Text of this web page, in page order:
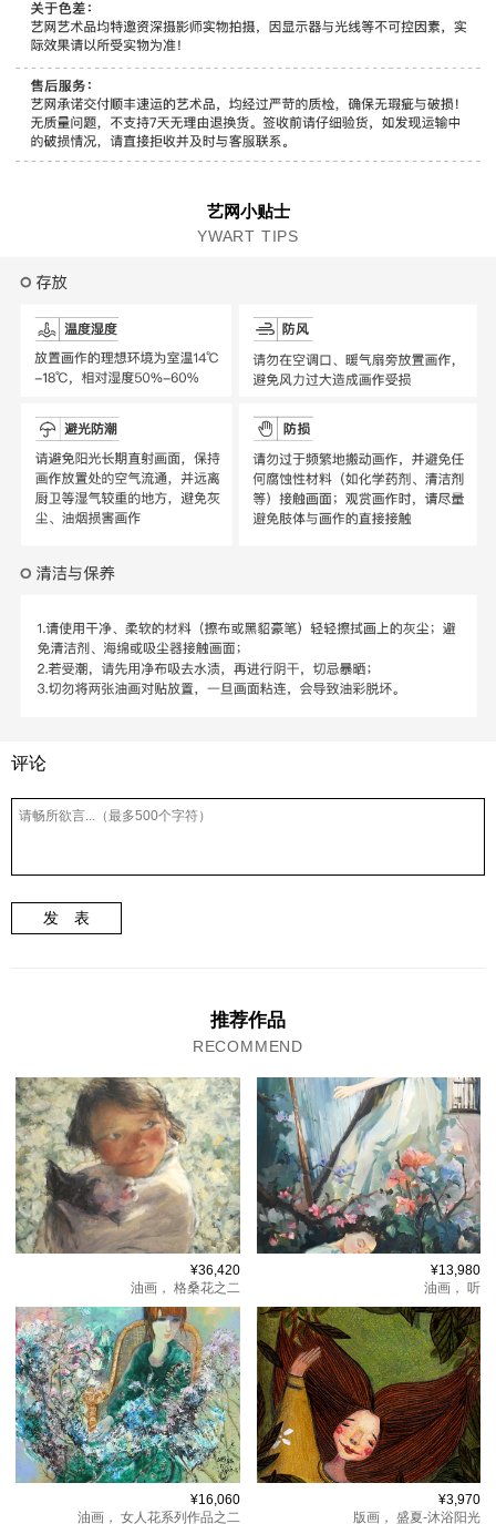
艺网小贴士
YWART TIPS
评论
发 表
推荐作品
RECOMMEND
¥36,420
油画， 格桑花之二
¥13,980
油画， 听
¥16,060
油画， 女人花系列作品之二
¥3,970
版画， 盛夏-沐浴阳光